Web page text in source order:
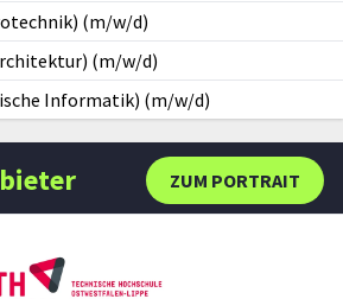
(m/w/d)
(m/w/d)
Informatik) (m/w/d)
ZUM PORTRAIT